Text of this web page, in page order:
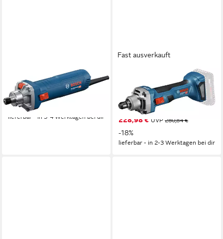
BOSCH PROFESSIONAL
Geradschleifer GGS 30 S
Professional, 750 W
210,00 €
lieferbar - in 3-4 Werktagen bei dir
Fast ausverkauft
Akku-Geradschleifer GGS
18V-20, max. 24000 U/min,
Ohne Akku - im Karton
228,98 € UVP 280,84 €
-18%
lieferbar - in 2-3 Werktagen bei dir